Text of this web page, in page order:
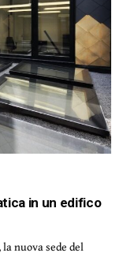
in un edifico
nuova sede del